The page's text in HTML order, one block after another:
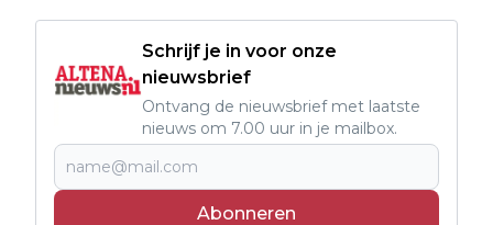
Schrijf je in voor onze
nieuwsbrief
Ontvang de nieuwsbrief met laatste
nieuws om 7.00 uur in je mailbox.
Abonneren